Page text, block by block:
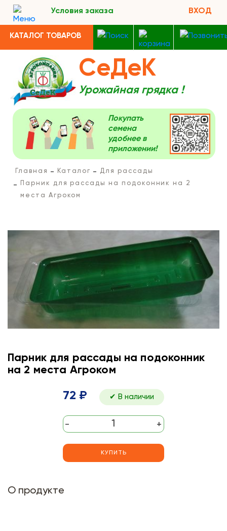
Условия заказа ВХОД
КАТАЛОГ ТОВАРОВ
СеДеК
Урожайная грядка !
Покупать
семена
удобнее в
приложении!
Главная Каталог
Для рассады
Парник для рассады на подоконник на 2
места Агроком
Парник для рассады на подоконник
на 2 места Агроком
72 ₽ ✔ В наличии
- +
КУПИТЬ
О продукте